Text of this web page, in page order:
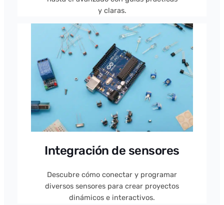
y claras.
Integración de sensores
Descubre cómo conectar y programar
diversos sensores para crear proyectos
dinámicos e interactivos.